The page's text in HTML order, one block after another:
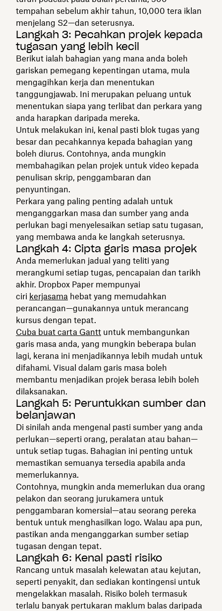
tempahan sebelum akhir tahun, 10,000 tera iklan
menjelang S2—dan seterusnya.
Langkah 3: Pecahkan projek kepada
tugasan yang lebih kecil
Berikut ialah bahagian yang mana anda boleh
gariskan pemegang kepentingan utama, mula
mengagihkan kerja dan menentukan
tanggungjawab. Ini merupakan peluang untuk
menentukan siapa yang terlibat dan perkara yang
anda harapkan daripada mereka.
Untuk melakukan ini, kenal pasti blok tugas yang
besar dan pecahkannya kepada bahagian yang
boleh diurus. Contohnya, anda mungkin
membahagikan pelan projek untuk video kepada
penulisan skrip, penggambaran dan
penyuntingan.
Perkara yang paling penting adalah untuk
menganggarkan masa dan sumber yang anda
perlukan bagi menyelesaikan setiap satu tugasan,
yang membawa anda ke langkah seterusnya.
Langkah 4: Cipta garis masa projek
Anda memerlukan jadual yang teliti yang
merangkumi setiap tugas, pencapaian dan tarikh
akhir. Dropbox Paper mempunyai
ciri kerjasama hebat yang memudahkan
perancangan—gunakannya untuk merancang
kursus dengan tepat.
Cuba buat carta Gantt untuk membangunkan
garis masa anda, yang mungkin beberapa bulan
lagi, kerana ini menjadikannya lebih mudah untuk
difahami. Visual dalam garis masa boleh
membantu menjadikan projek berasa lebih boleh
dilaksanakan.
Langkah 5: Peruntukkan sumber dan
belanjawan
Di sinilah anda mengenal pasti sumber yang anda
perlukan—seperti orang, peralatan atau bahan—
untuk setiap tugas. Bahagian ini penting untuk
memastikan semuanya tersedia apabila anda
memerlukannya.
Contohnya, mungkin anda memerlukan dua orang
pelakon dan seorang jurukamera untuk
penggambaran komersial—atau seorang pereka
bentuk untuk menghasilkan logo. Walau apa pun,
pastikan anda menganggarkan sumber setiap
tugasan dengan tepat.
Langkah 6: Kenal pasti risiko
Rancang untuk masalah kelewatan atau kejutan,
seperti penyakit, dan sediakan kontingensi untuk
mengelakkan masalah. Risiko boleh termasuk
terlalu banyak pertukaran maklum balas daripada